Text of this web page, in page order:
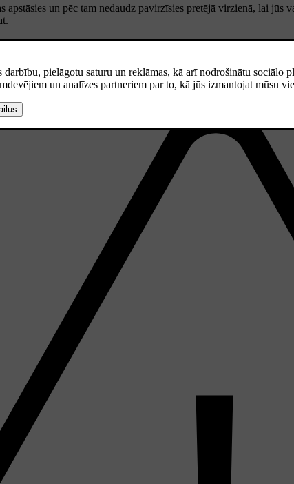
un pēc tam nedaudz pavirzīsies pretējā virzienā, lai